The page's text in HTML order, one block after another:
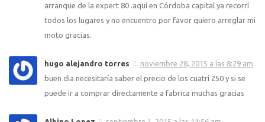
arranque de la expert 80 .aquí en Córdoba capital ya recorrí
todos los lugares y no encuentro por favor quiero arreglar mi
moto gracias.
hugo alejandro torres
noviembre 28, 2015 a las 8:29 am
buen dia necesitaría saber el precio de los cuatri 250 y si se
puede ir a comprar directamente a fabrica muchas gracias